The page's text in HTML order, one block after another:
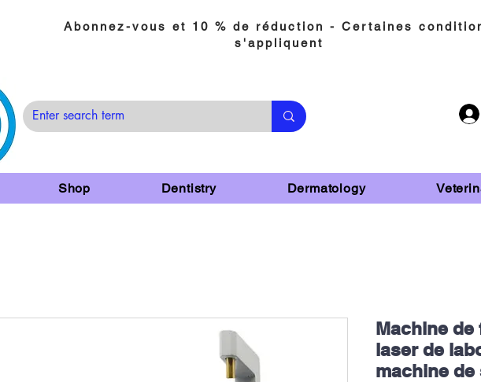
Abonnez-vous et 10 % de réduction - Certaines
s'appliquent
Shop Dentistry Dermatology
Machine
laser de
machine